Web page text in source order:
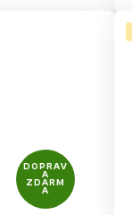
DOPRAV
A
ZDARM
A